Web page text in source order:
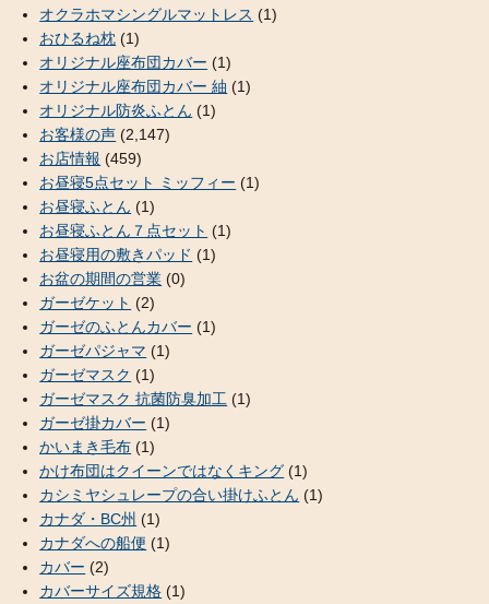
オクラホマシングルマットレス (1)
おひるね枕 (1)
オリジナル座布団カバー (1)
オリジナル座布団カバー 紬 (1)
オリジナル防炎ふとん (1)
お客様の声 (2,147)
お店情報 (459)
お昼寝5点セット ミッフィー (1)
お昼寝ふとん (1)
お昼寝ふとん７点セット (1)
お昼寝用の敷きパッド (1)
お盆の期間の営業 (0)
ガーゼケット (2)
ガーゼのふとんカバー (1)
ガーゼパジャマ (1)
ガーゼマスク (1)
ガーゼマスク 抗菌防臭加工 (1)
ガーゼ掛カバー (1)
かいまき毛布 (1)
かけ布団はクイーンではなくキング (1)
カシミヤシュレープの合い掛けふとん (1)
カナダ・BC州 (1)
カナダへの船便 (1)
カバー (2)
カバーサイズ規格 (1)